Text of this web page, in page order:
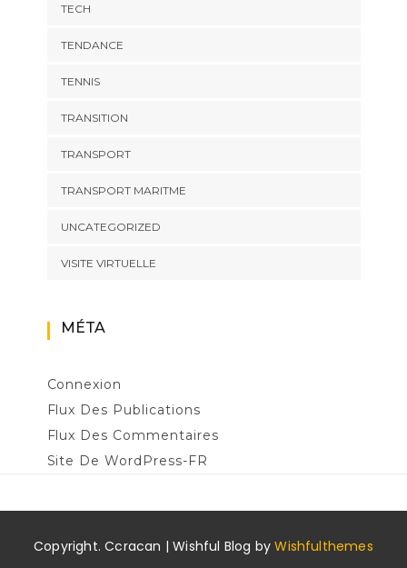
TECH
TENDANCE
TENNIS
TRANSITION
TRANSPORT
TRANSPORT MARITME
UNCATEGORIZED
VISITE VIRTUELLE
MÉTA
Connexion
Flux Des Publications
Flux Des Commentaires
Site De WordPress-FR
Copyright. Ccracan | Wishful Blog byWishfulthemes